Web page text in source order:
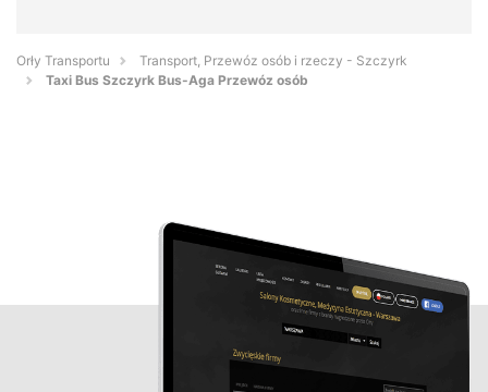
Orły Transportu
Transport, Przewóz osób i rzeczy - Szczyrk
Taxi Bus Szczyrk Bus-Aga Przewóz osób